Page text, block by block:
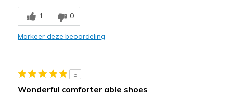
Breathe Well
Comfortable
Stylish
1 0
Markeer deze beoordeling
5
Wonderful comforter able shoes